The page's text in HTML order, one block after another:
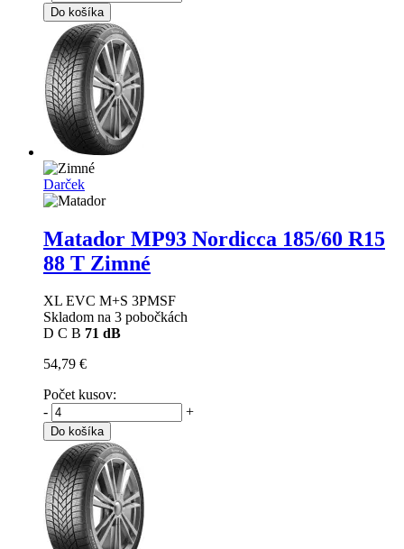
Do košíka
Darček
Matador MP93 Nordicca 185/60 R15
88 T Zimné
XL EVC M+S 3PMSF
Skladom na 3 pobočkách
D C B 71 dB
54,79 €
Počet kusov:
-
+
Do košíka